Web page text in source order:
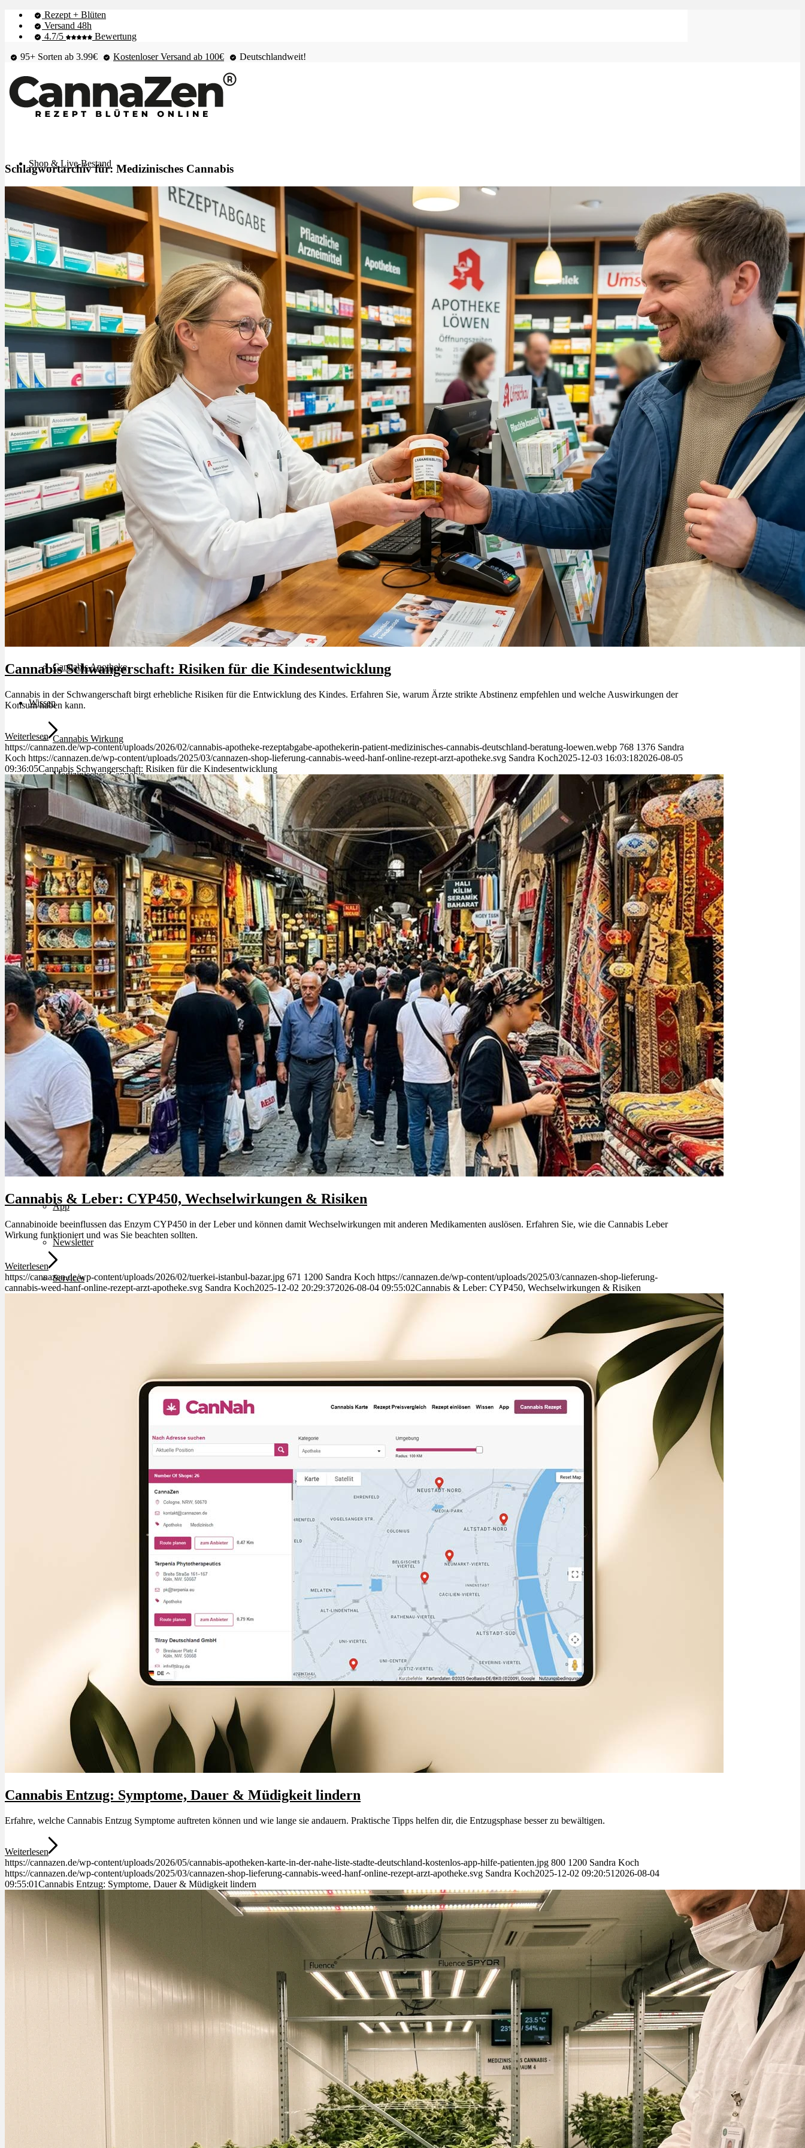
Rezept + Blüten
Versand 48h
4.7/5
Bewertung
95+ Sorten ab 3.99€
Kostenloser Versand ab 100€ Deutschlandweit!
Shop & Live-Bestand
Blüten
Extrakte
Ablauf
Therapien
Chronische Schmerzen
ADHS
Angststörungen
Chronische Migräne
Depressionen
Schlafstörungen
Cannabis Ärzte
Cannabis Rezept
Cannabis Apotheke
Wissen
Cannabis Wirkung
Medizinisches Cannabis
Cannabinoide
THC
CBD
Terpene (Aromen)
Krankheiten
Studien
Zen
Neue Sorten
Bewertungen
Hersteller
News
App
Newsletter
Services
Schlagwortarchiv für: Medizinisches Cannabis
Cannabis Schwangerschaft: Risiken für die Kindesentwicklung
Cannabis in der Schwangerschaft birgt erhebliche Risiken für die Entwicklung des Kindes. Erfahren Sie, warum Ärzte strikte Abstinenz empfehlen und welche Auswirkungen der
Konsum haben kann.
Weiterlesen
https://cannazen.de/wp-content/uploads/2026/02/cannabis-apotheke-rezeptabgabe-apothekerin-patient-medizinisches-cannabis-deutschland-beratung-loewen.webp 768 1376 Sandra
Koch https://cannazen.de/wp-content/uploads/2025/03/cannazen-shop-lieferung-cannabis-weed-hanf-online-rezept-arzt-apotheke.svg Sandra Koch2025-12-03 16:03:182026-08-05
09:36:05Cannabis Schwangerschaft: Risiken für die Kindesentwicklung
Cannabis & Leber: CYP450, Wechselwirkungen & Risiken
Cannabinoide beeinflussen das Enzym CYP450 in der Leber und können damit Wechselwirkungen mit anderen Medikamenten auslösen. Erfahren Sie, wie die Cannabis Leber
Wirkung funktioniert und was Sie beachten sollten.
Weiterlesen
https://cannazen.de/wp-content/uploads/2026/02/tuerkei-istanbul-bazar.jpg 671 1200 Sandra Koch https://cannazen.de/wp-content/uploads/2025/03/cannazen-shop-lieferung-
cannabis-weed-hanf-online-rezept-arzt-apotheke.svg Sandra Koch2025-12-02 20:29:372026-08-04 09:55:02Cannabis & Leber: CYP450, Wechselwirkungen & Risiken
Cannabis Entzug: Symptome, Dauer & Müdigkeit lindern
Erfahre, welche Cannabis Entzug Symptome auftreten können und wie lange sie andauern. Praktische Tipps helfen dir, die Entzugsphase besser zu bewältigen.
Weiterlesen
https://cannazen.de/wp-content/uploads/2026/05/cannabis-apotheken-karte-in-der-nahe-liste-stadte-deutschland-kostenlos-app-hilfe-patienten.jpg 800 1200 Sandra Koch
https://cannazen.de/wp-content/uploads/2025/03/cannazen-shop-lieferung-cannabis-weed-hanf-online-rezept-arzt-apotheke.svg Sandra Koch2025-12-02 09:20:51 2026-08-04
09:55:01Cannabis Entzug: Symptome, Dauer & Müdigkeit lindern